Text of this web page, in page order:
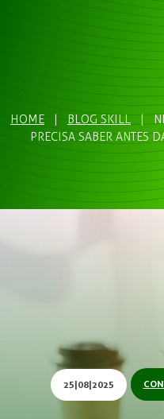
HOME | BLOG SKILL |
PRECISA SABER ANTES
25|08|2025